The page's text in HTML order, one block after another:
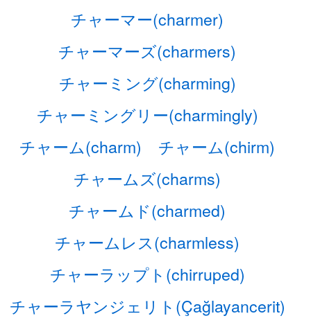
チャーマー(charmer)
チャーマーズ(charmers)
チャーミング(charming)
チャーミングリー(charmingly)
チャーム(charm)
チャーム(chirm)
チャームズ(charms)
チャームド(charmed)
チャームレス(charmless)
チャーラップト(chirruped)
チャーラヤンジェリト(Çağlayancerit)